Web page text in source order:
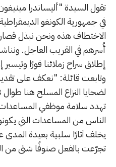
تقول السيدة "أليساندرا
في جمهورية الكونغو
الاختطاف هذه ونحن نبذل
أُسرهم في القريب العاجل.
إطلاق سراح زملائنا فورًا
وتابعت قائلة: "نعكف على
تهدد سلامة موظفي المساعدات
الناس من المساعدات التي
يخلف آثارًا سلبية بعيدة
تجرّعت بالفعل صنوفًا شتى من